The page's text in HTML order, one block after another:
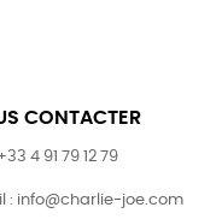
CONTACTER
4 91 79 12 79
: info@charlie-joe.com